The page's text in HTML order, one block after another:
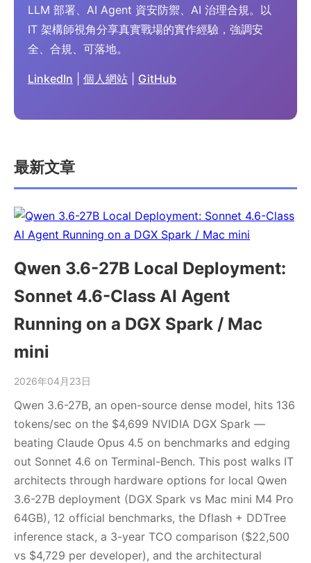
LLM 部署、AI Agent 資安防禦、AI 治理合規。以
IT 架構師視角分享真實戰場的實作經驗，強調安
全、合規、可落地。
LinkedIn 個人網站 GitHub
最新文章
Qwen 3.6-27B Local Deployment:
Sonnet 4.6-Class AI Agent
Running on a DGX Spark / Mac
mini
2026年04月23日
Qwen 3.6-27B, an open-source dense model, hits 136
tokens/sec on the $4,699 NVIDIA DGX Spark —
beating Claude Opus 4.5 on benchmarks and edging
out Sonnet 4.6 on Terminal-Bench. This post walks IT
architects through hardware options for local Qwen
3.6-27B deployment (DGX Spark vs Mac mini M4 Pro
64GB), 12 official benchmarks, the Dflash + DDTree
inference stack, a 3-year TCO comparison ($22,500
vs $4,729 per developer), and the architectural